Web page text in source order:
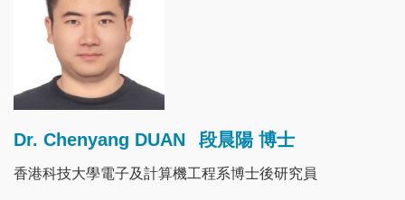
Dr. Chenyang DUAN 段晨陽 博士
香港科技大學電子及計算機工程系博士後研究員